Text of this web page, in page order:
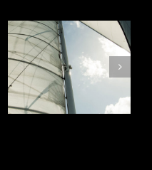
Film_04